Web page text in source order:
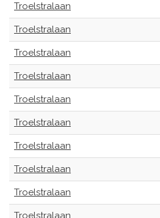
Troelstralaan
Troelstralaan
Troelstralaan
Troelstralaan
Troelstralaan
Troelstralaan
Troelstralaan
Troelstralaan
Troelstralaan
Troelstralaan